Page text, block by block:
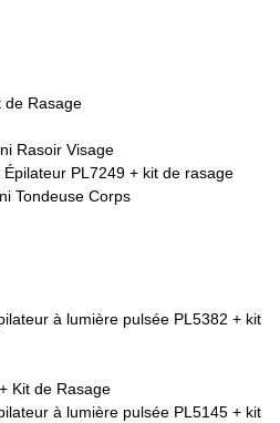
de Rasage
Rasoir Visage
PL7249 + kit de rasage
Tondeuse Corps
à lumière pulsée PL5382 + kit
Kit de Rasage
à lumière pulsée PL5145 + kit